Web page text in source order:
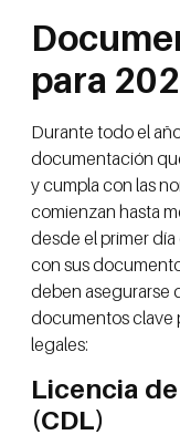
para
Durante todo el
documentación
y cumpla con las
comienzan hasta
desde el primer
con sus
deben asegurarse
documentos clave
legales:
Licencia
(CDL)